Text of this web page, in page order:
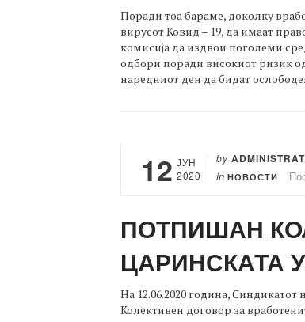
Поради тоа бараме, доколку
вирусот Ковид – 19, да имаат
комисија да издвои поголеми
одбори поради високиот ризик
наредниот ден да бидат
12 ЈУН
2020
by
in НОВОСТИ
ПОТПИШАН
ЦАРИНСКАТА
На 12.06.2020 година,
Колективен договор за